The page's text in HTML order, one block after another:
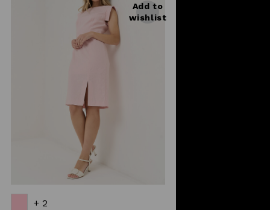
Add to
wishlist
+ 2